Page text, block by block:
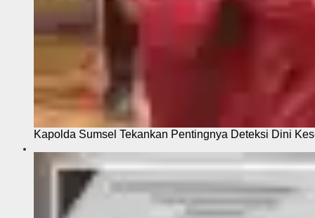
Kapolda Sumsel Tekankan Pentingnya Deteksi Dini